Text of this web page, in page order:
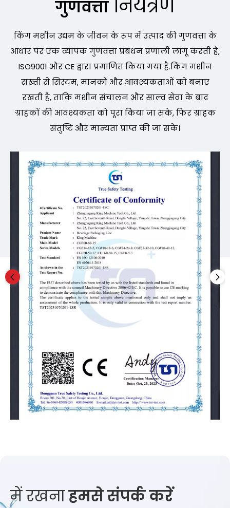
गुणवत्तानियंत्रण
किंग मशीन उद्यम के जीवन के रूप में उत्पाद की गुणवत्ता के
आधार पर एक व्यापक गुणवत्ता प्रबंधन प्रणाली लागू करती है,
ISO9001 और CE द्वारा प्रमाणित किया गया है.किंग मशीन
सख्ती से सिस्टम, मानकों और आवश्यकताओं को बनाए
रखती है, ताकि मशीन संचालन और साल्व सेवा के बाद
ग्राहकों की आवश्यकता को पूरा किया जा सके, फिर ग्राहक
संतुष्टि और मान्यता प्राप्त की जा सके।
में रखनाहमसे संपर्क करें